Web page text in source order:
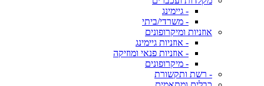
- גיימינג
- משרדי/ביתי
אוזניות ומיקרופונים
- אוזניות גיימינג
- אוזניות פנאי ומוזיקה
- מיקרופונים
- רשת ותקשורת